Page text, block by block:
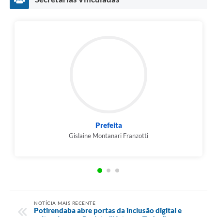
Luiz Sérgio Montanari Franzotti
NOTÍCIA MAIS RECENTE
Potirendaba abre portas da inclusão digital e